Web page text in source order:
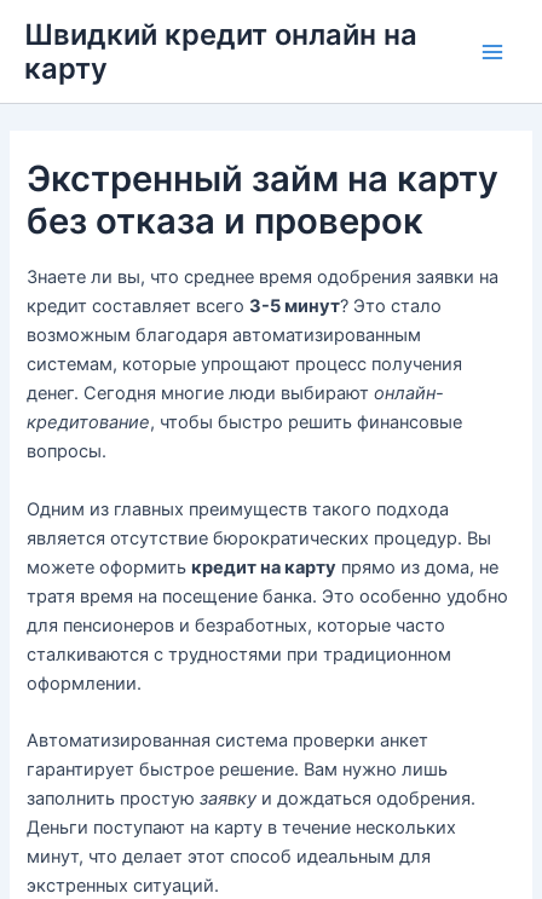
вмісту
Швидкий кредит онлайн на
карту
Экстренный займ на карту
без отказа и проверок
Знаете ли вы, что среднее время одобрения заявки на
кредит составляет всего3-5 минут? Это стало
возможным благодаря автоматизированным
системам, которые упрощают процесс получения
денег. Сегодня многие люди выбираютонлайн-
кредитование, чтобы быстро решить финансовые
вопросы.
Одним из главных преимуществ такого подхода
является отсутствие бюрократических процедур. Вы
можете оформитькредит на карту прямо из дома, не
тратя время на посещение банка. Это особенно удобно
для пенсионеров и безработных, которые часто
сталкиваются с трудностями при традиционном
оформлении.
Автоматизированная система проверки анкет
гарантирует быстрое решение. Вам нужно лишь
заполнить простуюзаявку и дождаться одобрения.
Деньги поступают на карту в течение нескольких
минут, что делает этот способ идеальным для
экстренных ситуаций.